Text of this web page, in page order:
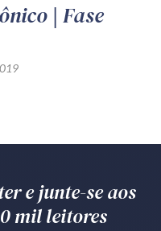
| Fase
e junte-se aos
mil leitores